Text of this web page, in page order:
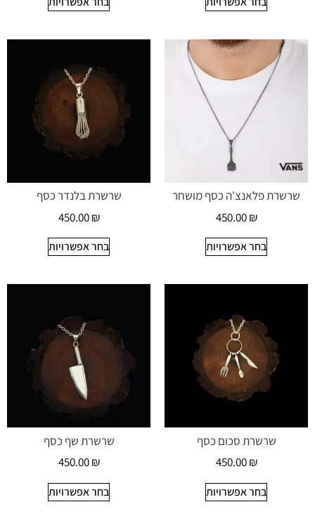
שרשרת פלאנצ'ה כסף מושחר
450.00₪
בחר אפשרויות
שרשרת בלנדר כסף
450.00₪
בחר אפשרויות
שרשרת סכום כסף
450.00₪
בחר אפשרויות
שרשרת שף כסף
450.00₪
בחר אפשרויות